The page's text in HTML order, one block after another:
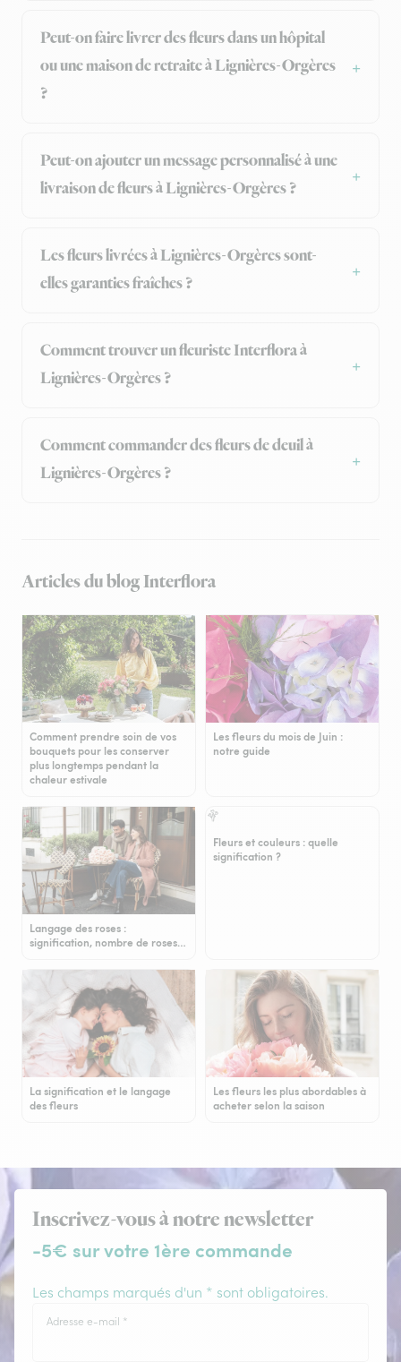
Peut-on faire livrer des fleurs dans un hôpital
ou une maison de retraite à Lignières-Orgères
?
Peut-on ajouter un message personnalisé à une
livraison de fleurs à Lignières-Orgères ?
Les fleurs livrées à Lignières-Orgères sont-
elles garanties fraîches ?
Comment trouver un fleuriste Interflora à
Lignières-Orgères ?
Comment commander des fleurs de deuil à
Lignières-Orgères ?
Articles du blog Interflora
Comment prendre soin de vos
bouquets pour les conserver
plus longtemps pendant la
chaleur estivale
Les fleurs du mois de Juin :
notre guide
Langage des roses :
signification, nombre de roses…
Fleurs et couleurs : quelle
signification ?
La signification et le langage
des fleurs
Les fleurs les plus abordables à
acheter selon la saison
Inscrivez-vous à notre newsletter
-5€ sur votre 1ère commande
Les champs marqués d'un * sont obligatoires.
Adresse e-mail *